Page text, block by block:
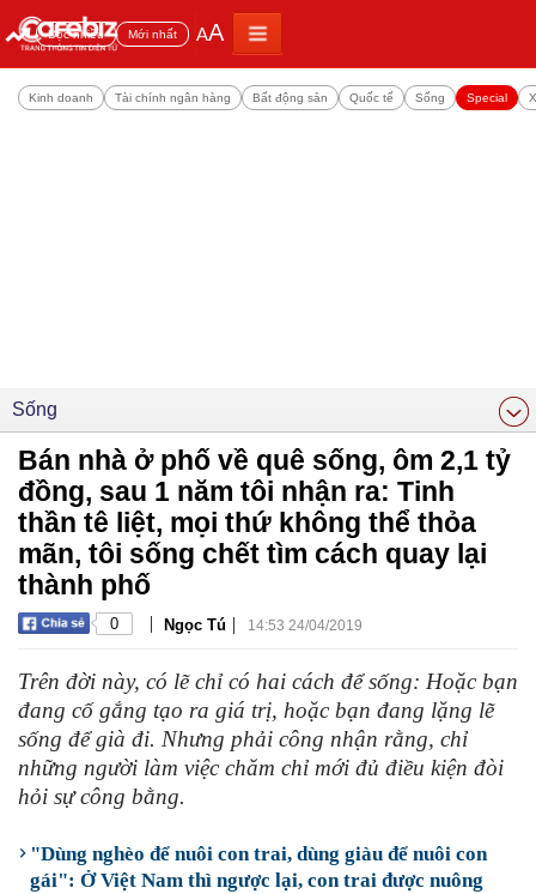
Đọc nhiều Mới nhất AA
Kinh doanh Tài chính ngân hàng Bất động sản Quốc tế Sống Special
Sống
Bán nhà ở phố về quê sống, ôm 2,1 tỷ
đồng, sau 1 năm tôi nhận ra: Tinh
thần tê liệt, mọi thứ không thể thỏa
mãn, tôi sống chết tìm cách quay lại
thành phố
0 | Ngọc Tú | 14:53 24/04/2019
Trên đời này, có lẽ chỉ có hai cách để sống: Hoặc bạn
đang cố gắng tạo ra giá trị, hoặc bạn đang lặng lẽ
sống để già đi. Nhưng phải công nhận rằng, chỉ
những người làm việc chăm chỉ mới đủ điều kiện đòi
hỏi sự công bằng.
"Dùng nghèo để nuôi con trai, dùng giàu để nuôi con
gái": Ở Việt Nam thì ngược lại, con trai được nuông